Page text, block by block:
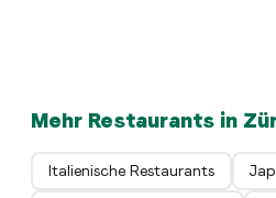
Mehr Restaurants in
Italienische Restaurants